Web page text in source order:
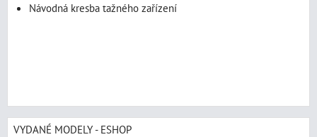
Návodná kresba tažného zařízení
VYDANÉ MODELY - ESHOP